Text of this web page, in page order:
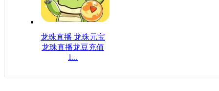
龙珠直播 龙珠元宝
龙珠直播龙豆充值
1...